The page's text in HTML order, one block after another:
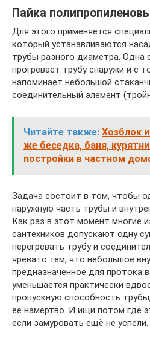
Пайка
Для этого применяется
который устанавливаются
трубы разного диаметра. Одна
прогревает трубу снаружи и с
напоминает небольшой
соединительный элемент
Читайте также: Хозблок
же беседка, баня,
постройки в частном
Задача состоит в том, чтобы
наружную часть трубы и
Как раз в этот момент многие
сантехников допускают одну
перегревать трубу и
чревато тем, что небольшое
предназначенное для протока
уменьшается практически
пропускную способность
её намертво. И ищи потом где
если замуровать ещё не успели.